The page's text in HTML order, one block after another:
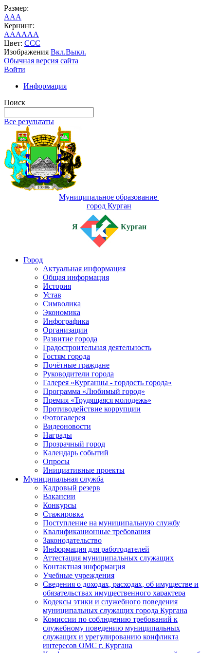
Размер:
AAA
Кернинг:
AAAAAA
Цвет: CCC
Изображения Вкл.Выкл.
Обычная версия сайта
Войти
Информация
Поиск
Все результаты
Муниципальное образование
город Курган
Я Курган
Город
Актуальная информация
Общая информация
История
Устав
Символика
Экономика
Инфографика
Организации
Развитие города
Градостроительная деятельность
Гостям города
Почётные граждане
Руководители города
Галерея «Курганцы - гордость города»
Программа «Любимый город»
Премия «Трудящаяся молодежь»
Противодействие коррупции
Фотогалерея
Видеоновости
Награды
Прозрачный город
Календарь событий
Опросы
Инициативные проекты
Муниципальная служба
Кадровый резерв
Вакансии
Конкурсы
Стажировка
Поступление на муниципальную службу
Квалификационные требования
Законодательство
Информация для работодателей
Аттестация муниципальных служащих
Контактная информация
Учебные учреждения
Сведения о доходах, расходах, об имуществе и
обязательствах имущественного характера
Кодексы этики и служебного поведения
муниципальных служащих города Кургана
Комиссии по соблюдению требований к
служебному поведению муниципальных
служащих и урегулированию конфликта
интересов ОМС г. Кургана